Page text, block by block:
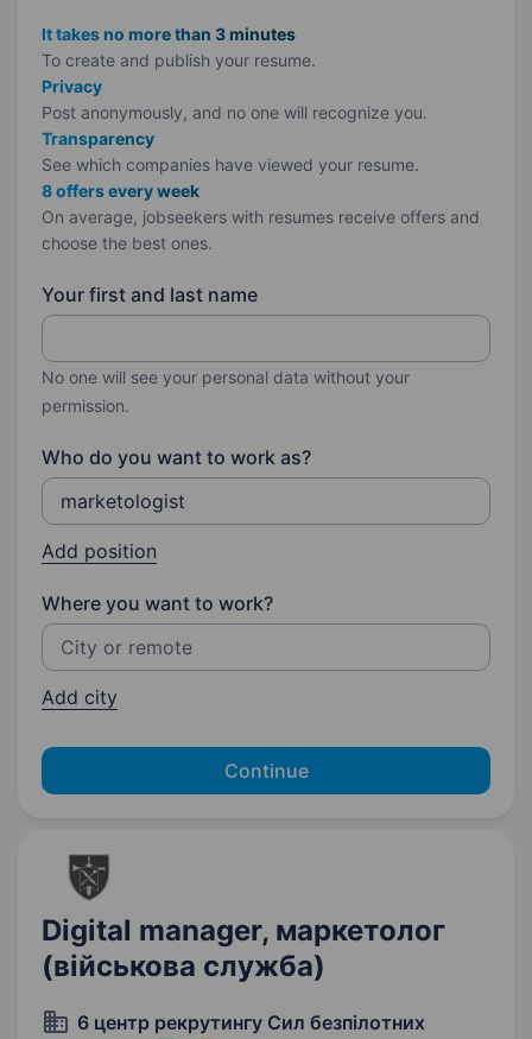
It takes no more than 3 minutes
To create and publish your resume.
Privacy
Post anonymously, and no one will recognize you.
Transparency
See which companies have viewed your resume.
8 offers every week
On average, jobseekers with resumes receive offers and
choose the best ones.
Your first and last name
No one will see your personal data without your
permission.
Who do you want to work as?
Add position
Where you want to work?
Add city
Continue
Digital manager, маркетолог
(військова служба)
6 центр рекрутингу Сил безпілотних